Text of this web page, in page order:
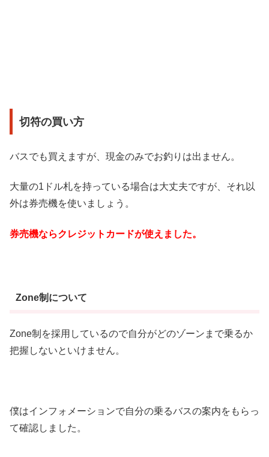
切符の買い方
バスでも買えますが、現金のみでお釣りは出ません。
大量の1ドル札を持っている場合は大丈夫ですが、それ以
外は券売機を使いましょう。
券売機ならクレジットカードが使えました。
Zone制について
Zone制を採用しているので自分がどのゾーンまで乗るか
把握しないといけません。
僕はインフォメーションで自分の乗るバスの案内をもらっ
て確認しました。